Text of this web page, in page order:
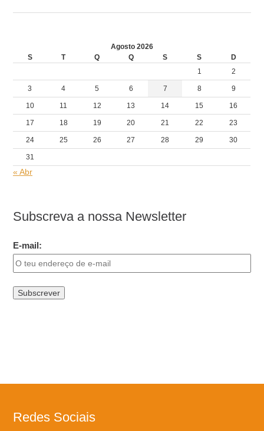
Agosto 2026
S
T Q Q S S
D
1
2
3 4 5 6 7 8 9
10 11 12 13 14 15 16
17 18 19 20 21 22 23
24 25 26 27 28 29 30
31
« Abr
Subscreva a nossa Newsletter
E-mail:
Redes Sociais